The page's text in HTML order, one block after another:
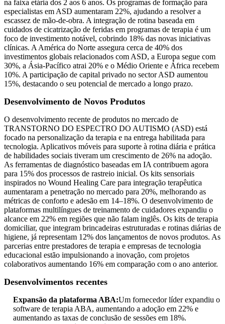
na faixa etária dos 2 aos 6 anos. Os programas de formação para
especialistas em ASD aumentaram 22%, ajudando a resolver a
escassez de mão-de-obra. A integração de rotina baseada em
cuidados de cicatrização de feridas em programas de terapia é um
foco de investimento notável, cobrindo 18% das novas iniciativas
clínicas. A América do Norte assegura cerca de 40% dos
investimentos globais relacionados com ASD, a Europa segue com
30%, a Ásia-Pacífico atrai 20% e o Médio Oriente e África recebem
10%. A participação de capital privado no sector ASD aumentou
15%, destacando o seu potencial de mercado a longo prazo.
Desenvolvimento de Novos Produtos
O desenvolvimento recente de produtos no mercado de
TRANSTORNO DO ESPECTRO DO AUTISMO (ASD) está
focado na personalização da terapia e na entrega habilitada para
tecnologia. Aplicativos móveis para suporte à rotina diária e prática
de habilidades sociais tiveram um crescimento de 26% na adoção.
As ferramentas de diagnóstico baseadas em IA contribuem agora
para 15% dos processos de rastreio inicial. Os kits sensoriais
inspirados no Wound Healing Care para integração terapêutica
aumentaram a penetração no mercado para 20%, melhorando as
métricas de conforto e adesão em 14–18%. O desenvolvimento de
plataformas multilíngues de treinamento de cuidadores expandiu o
alcance em 22% em regiões que não falam inglês. Os kits de terapia
domiciliar, que integram brincadeiras estruturadas e rotinas diárias de
higiene, já representam 12% dos lançamentos de novos produtos. As
parcerias entre prestadores de terapia e empresas de tecnologia
educacional estão impulsionando a inovação, com projetos
colaborativos aumentando 16% em comparação com o ano anterior.
Desenvolvimentos recentes
Expansão da plataforma ABA:Um fornecedor líder expandiu o
software de terapia ABA, aumentando a adoção em 22% e
aumentando as taxas de conclusão de sessões em 18%.